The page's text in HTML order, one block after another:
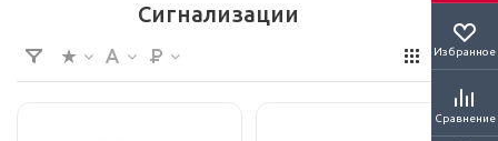
Избранное
Сравнение
Сигнализации